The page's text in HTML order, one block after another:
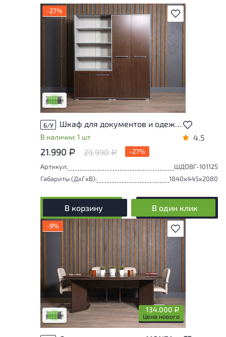
В избранное
-27%
У товара присутствуют незначительные
следы эксплуатации, не влияющие на
Низкая степень износа
Б/У Шкаф для документов и одежды ЛДСП Венге
В наличии: 1 шт 4.5
21.990 Р 29.990Р
-27%
Артикул:
ШДОВГ-101125
Габариты (ДxГxВ):
1840x445x2080
В корзину В один клик
В избранное
-9%
134.000 Р
Цена нового
У товара присутствуют незначительные
следы эксплуатации, не влияющие на
удобство его использования
Низкая степень износа